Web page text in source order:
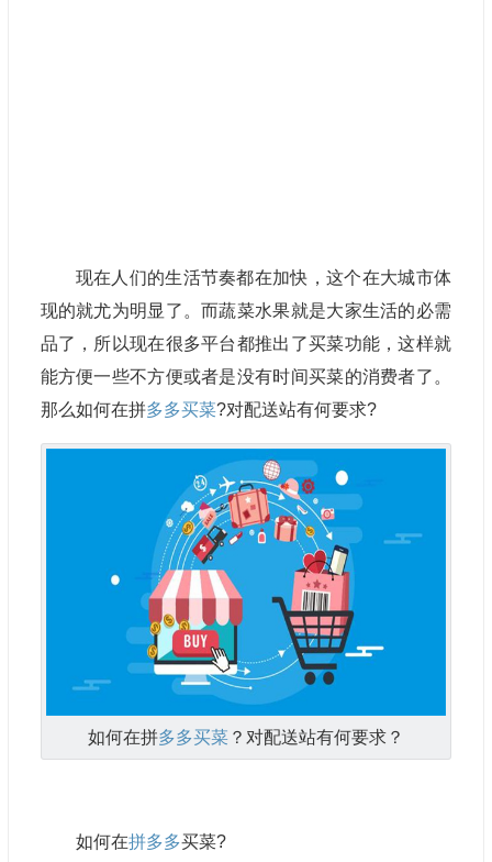
现在人们的生活节奏都在加快，这个在大城市体
现的就尤为明显了。而蔬菜水果就是大家生活的必需
品了，所以现在很多平台都推出了买菜功能，这样就
能方便一些不方便或者是没有时间买菜的消费者了。
那么如何在拼多多买菜?对配送站有何要求?
如何在拼多多买菜？对配送站有何要求？
如何在拼多多买菜?